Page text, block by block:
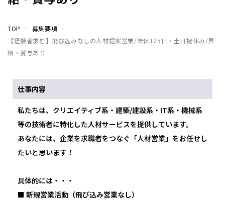
TOP
募集要項
【経験者求む】飛び込みなしの人材提案営業/年休125日・土日祝休み/昇
給・賞与あり
仕事内容
私たちは、クリエイティブ系・建築/建設系・IT系・機械系
等の技術者に特化した人材サービスを提供しています。
あなたには、企業を求職者をつなぐ「人材営業」をお任せし
たいと思います！
具体的には・・・
■ 新規営業活動（飛び込み営業なし）